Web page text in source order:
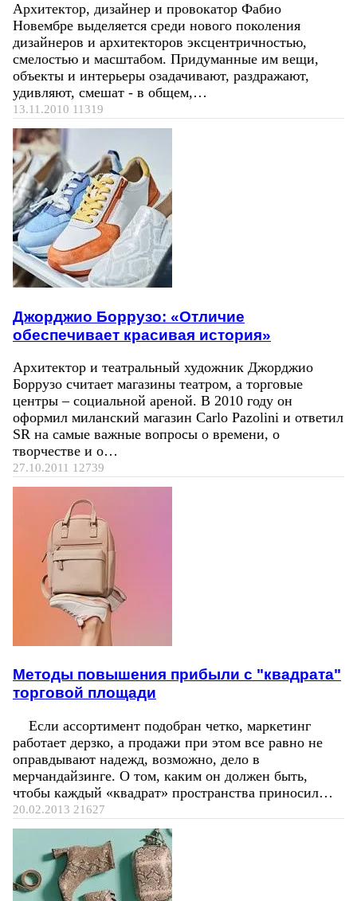
Архитектор, дизайнер и провокатор Фабио
Новембре выделяется среди нового поколения
дизайнеров и архитекторов эксцентричностью,
смелостью и масштабом. Придуманные им вещи,
объекты и интерьеры озадачивают, раздражают,
удивляют, смешат - в общем,…
13.11.2010 11319
Джорджио Боррузо: «Отличие
обеспечивает красивая история»
Архитектор и театральный художник Джорджио
Боррузо считает магазины театром, а торговые
центры – социальной ареной. В 2010 году он
оформил миланский магазин Carlo Pazolini и ответил
SR на самые важные вопросы о времени, о
творчестве и о…
27.10.2011 12739
Методы повышения прибыли с "квадрата"
торговой площади
Если ассортимент подобран четко, маркетинг
работает дерзко, а продажи при этом все равно не
оправдывают надежд, возможно, дело в
мерчандайзинге. О том, каким он должен быть,
чтобы каждый «квадрат» пространства приносил…
20.02.2013 21627